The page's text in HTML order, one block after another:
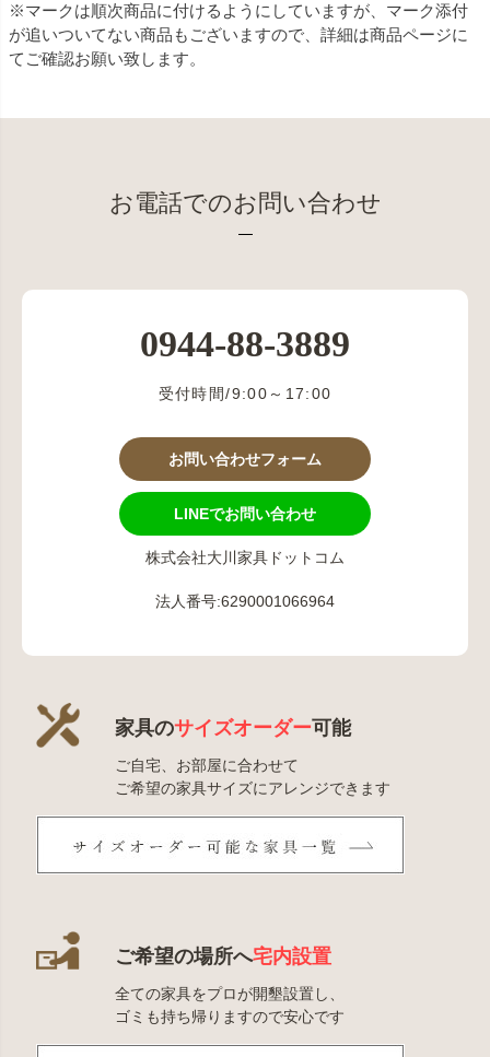
※マークは順次商品に付けるようにしていますが、マーク添付
が追いついてない商品もございますので、詳細は商品ページに
てご確認お願い致します。
お電話でのお問い合わせ
0944-88-3889
受付時間/9:00～17:00
お問い合わせフォーム
LINEでお問い合わせ
株式会社大川家具ドットコム
法人番号:6290001066964
家具のサイズオーダー可能
ご自宅、お部屋に合わせて
ご希望の家具サイズにアレンジできます
ご希望の場所へ宅内設置
全ての家具をプロが開墾設置し、
ゴミも持ち帰りますので安心です